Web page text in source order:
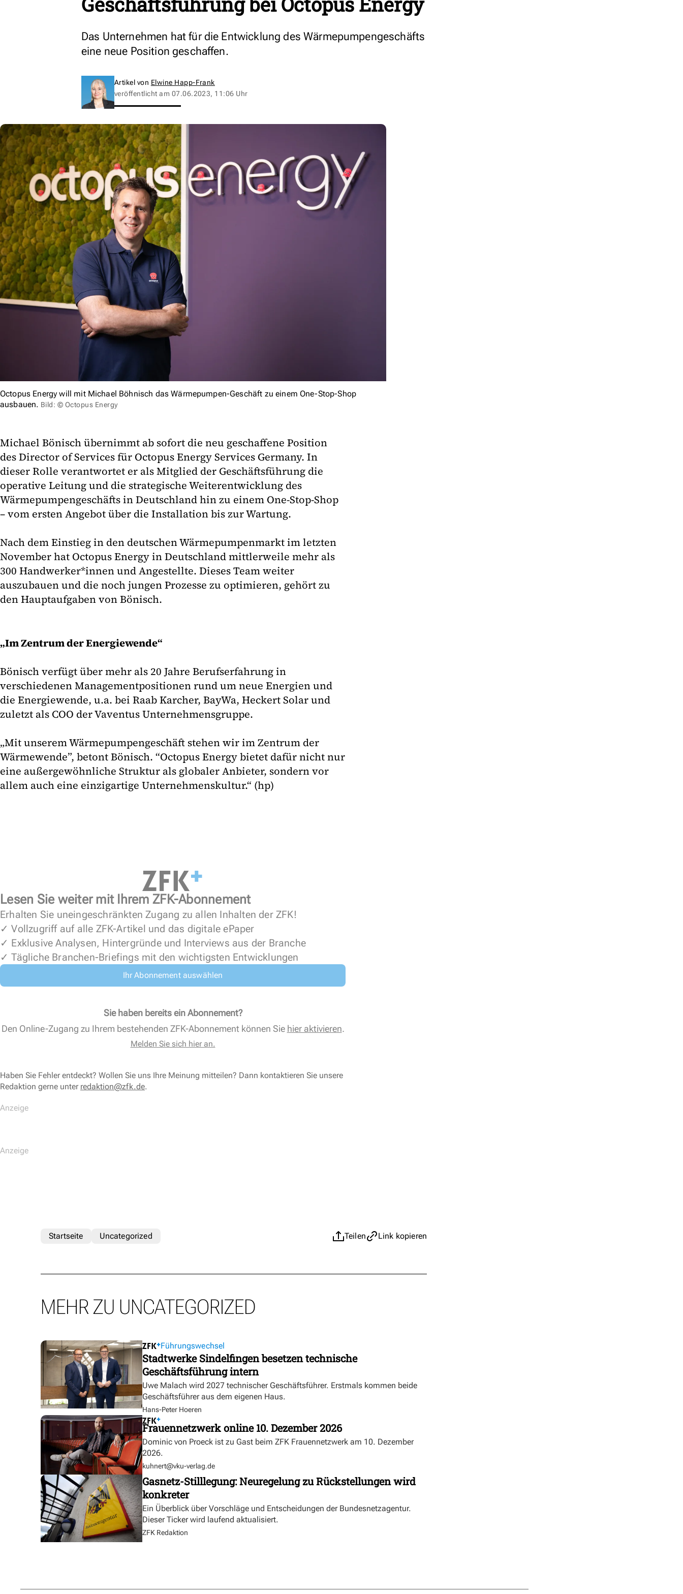
Das Unternehmen hat für die Entwicklung des Wärmepumpengeschäfts
eine neue Position geschaffen.
Artikel von Elwine Happ-Frank
veröffentlicht am 07.06.2023, 11:06 Uhr
Octopus Energy will mit Michael Böhnisch das Wärmepumpen-Geschäft zu einem One-Stop-Shop
ausbauen. Bild: © Octopus Energy
Michael Bönisch übernimmt ab sofort die neu geschaffene Position
des Director of Services für Octopus Energy Services Germany. In
dieser Rolle verantwortet er als Mitglied der Geschäftsführung die
operative Leitung und die strategische Weiterentwicklung des
Wärmepumpengeschäfts in Deutschland hin zu einem One-Stop-Shop
– vom ersten Angebot über die Installation bis zur Wartung.
Nach dem Einstieg in den deutschen Wärmepumpenmarkt im letzten
November hat Octopus Energy in Deutschland mittlerweile mehr als
300 Handwerker*innen und Angestellte. Dieses Team weiter
auszubauen und die noch jungen Prozesse zu optimieren, gehört zu
den Hauptaufgaben von Bönisch.
„Im Zentrum der Energiewende“
Bönisch verfügt über mehr als 20 Jahre Berufserfahrung in
verschiedenen Managementpositionen rund um neue Energien und
die Energiewende, u.a. bei Raab Karcher, BayWa, Heckert Solar und
zuletzt als COO der Vaventus Unternehmensgruppe.
„Mit unserem Wärmepumpengeschäft stehen wir im Zentrum der
Wärmewende”, betont Bönisch. “Octopus Energy bietet dafür nicht nur
eine außergewöhnliche Struktur als globaler Anbieter, sondern vor
allem auch eine einzigartige Unternehmenskultur.“ (hp)
Lesen Sie weiter mit Ihrem ZFK-Abonnement
Erhalten Sie uneingeschränkten Zugang zu allen Inhalten der ZFK!
✓ Vollzugriff auf alle ZFK-Artikel und das digitale ePaper
✓ Exklusive Analysen, Hintergründe und Interviews aus der Branche
✓ Tägliche Branchen-Briefings mit den wichtigsten Entwicklungen
Ihr Abonnement auswählen
Sie haben bereits ein Abonnement?
Den Online-Zugang zu Ihrem bestehenden ZFK-Abonnement können Sie hier aktivieren.
Melden Sie sich hier an.
Haben Sie Fehler entdeckt? Wollen Sie uns Ihre Meinung mitteilen? Dann kontaktieren Sie unsere
Redaktion gerne unter redaktion@zfk.de.
Teilen Link kopieren
Startseite Uncategorized
MEHR ZU UNCATEGORIZED
Führungswechsel
Stadtwerke Sindelfingen besetzen technische
Geschäftsführung intern
Uwe Malach wird 2027 technischer Geschäftsführer. Erstmals kommen beide
Geschäftsführer aus dem eigenen Haus.
Hans-Peter Hoeren
Frauennetzwerk online 10. Dezember 2026
Dominic von Proeck ist zu Gast beim ZFK Frauennetzwerk am 10. Dezember
2026.
kuhnert@vku-verlag.de
Gasnetz-Stilllegung: Neuregelung zu Rückstellungen wird
konkreter
Ein Überblick über Vorschläge und Entscheidungen der Bundesnetzagentur.
Dieser Ticker wird laufend aktualisiert.
ZFK Redaktion